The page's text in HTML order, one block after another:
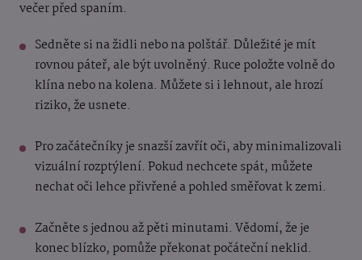
večer před spaním.
Sedněte si na židli nebo na polštář. Důležité je mít
rovnou páteř, ale být uvolněný. Ruce položte volně do
klína nebo na kolena. Můžete si i lehnout, ale hrozí
riziko, že usnete.
Pro začátečníky je snazší zavřít oči, aby minimalizovali
vizuální rozptýlení. Pokud nechcete spát, můžete
nechat oči lehce přivřené a pohled směřovat k zemi.
Začněte s jednou až pěti minutami. Vědomí, že je
konec blízko, pomůže překonat počáteční neklid.